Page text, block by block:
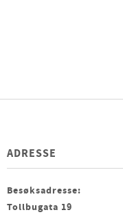
ADRESSE
Besøksadresse:
Tollbugata 19